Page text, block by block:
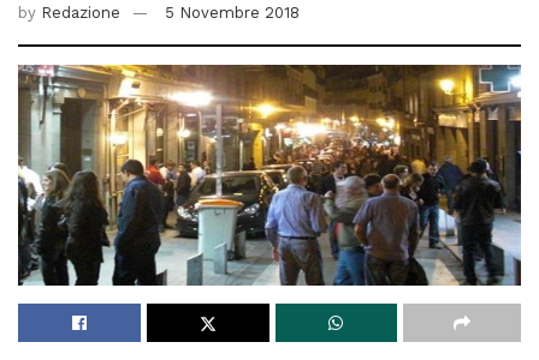
by Redazione 5 Novembre 2018